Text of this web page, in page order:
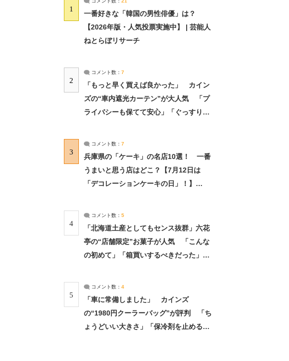
1
一番好きな「韓国の男性俳優」は？
【2026年版・人気投票実施中】 | 芸能人
ねとらぼリサーチ
2
コメント数： 7
「もっと早く買えば良かった」 カイン
ズの“車内遮光カーテン”が大人気 「プ
ライバシーも保てて安心」「ぐっすり眠
3
コメント数： 7
兵庫県の「ケーキ」の名店10選！ 一番
うまいと思う店はどこ？【7月12日は
「デコレーションケーキの日」！】
4
コメント数： 5
「北海道土産としてもセンス抜群」六花
亭の“店舗限定”お菓子が人気 「こんな
の初めて」「箱買いするべきだった」
5
コメント数： 4
「車に常備しました」 カインズ
の“1980円クーラーバッグ”が評判 「ち
ょうどいい大きさ」「保冷剤を止めるベ